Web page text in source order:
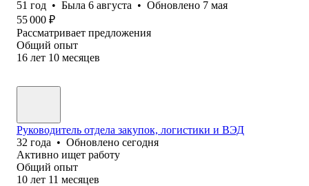
51 год • Была 6 августа • Обновлено 7 мая
55 000 ₽
Рассматривает предложения
Общий опыт
16 лет 10 месяцев
Руководитель отдела закупок, логистики и ВЭД
32 года • Обновлено сегодня
Активно ищет работу
Общий опыт
10 лет 11 месяцев